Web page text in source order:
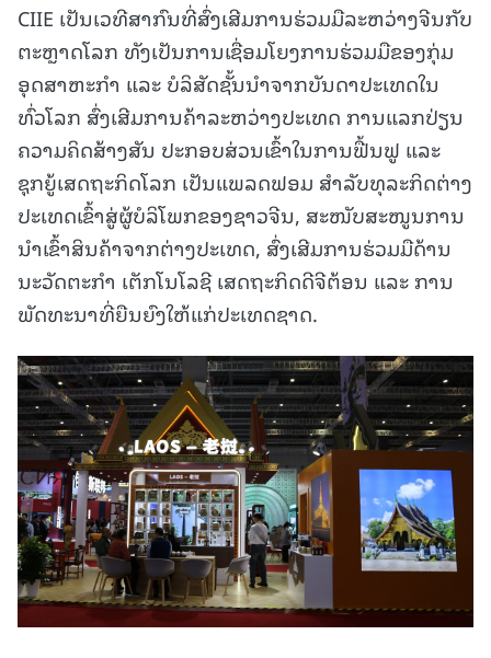
CIIE ເປັນເວທີສາກົນທີ່ສົ່ງເສີມການຮ່ວມມືລະຫວ່າງຈີນກັບ
ຕະຫຼາດໂລກ ທັງເປັນການເຊື່ອມໂຍງການຮ່ວມມືຂອງກຸ່ມ
ອຸດສາຫະກຳ ແລະ ບໍລິສັດຊັ້ນນຳຈາກບັນດາປະເທດໃນ
ທົ່ວໂລກ ສົ່ງເສີມການຄ້າລະຫວ່າງປະເທດ ການແລກປ່ຽນ
ຄວາມຄິດສ້າງສັນ ປະກອບສ່ວນເຂົ້າໃນການຟື້ນຟູ ແລະ
ຊຸກຍູ້ເສດຖະກິດໂລກ ເປັນແພລດຟອມ ສຳລັບທຸລະກິດຕ່າງ
ປະເທດເຂົ້າສູ່ຜູ້ບໍລິໂພກຂອງຊາວຈີນ, ສະໜັບສະໜູນການ
ນຳເຂົ້າສິນຄ້າຈາກຕ່າງປະເທດ, ສົ່ງເສີມການຮ່ວມມືດ້ານ
ນະວັດຕະກຳ ເຕັກໂນໂລຊີ ເສດຖະກິດດີຈີຕ້ອນ ແລະ ການ
ພັດທະນາທີ່ຍືນຍົງໃຫ້ແກ່ປະເທດຊາດ.